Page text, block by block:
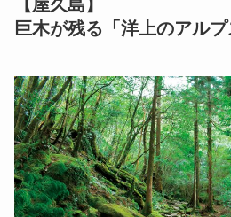
【屋久島】
巨木が残る「洋上のアルプ